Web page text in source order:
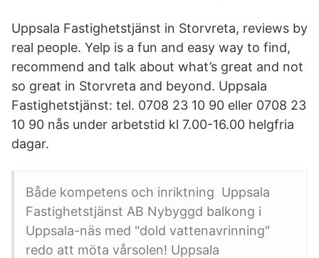
Uppsala Fastighetstjänst in Storvreta, reviews by
real people. Yelp is a fun and easy way to find,
recommend and talk about what’s great and not
so great in Storvreta and beyond. Uppsala
Fastighetstjänst: tel. 0708 23 10 90 eller 0708 23
10 90 nås under arbetstid kl 7.00-16.00 helgfria
dagar.
Både kompetens och inriktning Uppsala
Fastighetstjänst AB Nybyggd balkong i
Uppsala-näs med "dold vattenavrinning"
redo att möta vårsolen! Uppsala